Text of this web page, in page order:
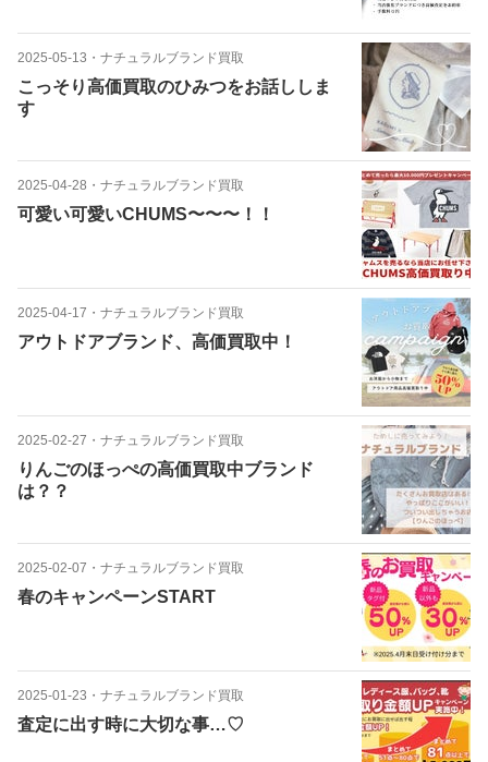
2025-05-13 ・ ナチュラルブランド買取
こっそり高価買取のひみつをお話ししま
す
2025-04-28 ・ ナチュラルブランド買取
可愛い可愛いCHUMS〜〜〜！！
2025-04-17 ・ ナチュラルブランド買取
アウトドアブランド、高価買取中！
2025-02-27 ・ ナチュラルブランド買取
りんごのほっぺの高価買取中ブランド
は？？
2025-02-07 ・ ナチュラルブランド買取
春のキャンペーンSTART
2025-01-23 ・ ナチュラルブランド買取
査定に出す時に大切な事…♡